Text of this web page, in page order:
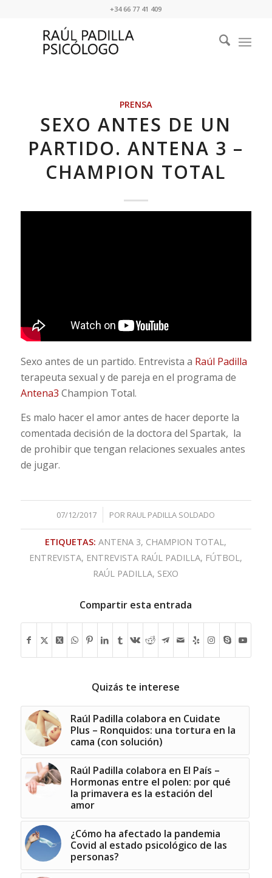
+34 66 77 41 409
PRENSA
SEXO ANTES DE UN
PARTIDO. ANTENA 3 –
CHAMPION TOTAL
Sexo antes de un partido. Entrevista a Raúl Padilla
terapeuta sexual y de pareja en el programa de
Antena3 Champion Total.
Es malo hacer el amor antes de hacer deporte la
comentada decisión de la doctora del Spartak, la
de prohibir que tengan relaciones sexuales antes
de jugar.
07/12/2017
/ POR RAUL PADILLA SOLDADO
ETIQUETAS: ANTENA 3, CHAMPION TOTAL,
ENTREVISTA, ENTREVISTA RAÚL PADILLA, FÚTBOL,
RAÚL PADILLA, SEXO
Compartir esta entrada
Quizás te interese
Raúl Padilla colabora en Cuidate
Plus – Ronquidos: una tortura en la
cama (con solución)
Raúl Padilla colabora en El País –
Hormonas entre el polen: por qué
la primavera es la estación del
amor
¿Cómo ha afectado la pandemia
Covid al estado psicológico de las
personas?